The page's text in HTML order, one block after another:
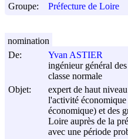
Groupe:
Préfecture de Loire
De:
Yvan ASTIER
ingénieur général
classe normale
Objet:
expert de haut
l'activité
économique) et des
Loire auprès de la
avec une période
nomination